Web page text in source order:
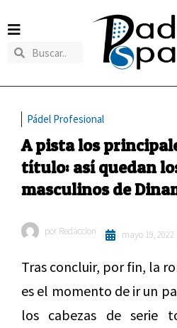
Pádel Profesional
A pista los
título: así quedan
masculinos de
por Redaccion mayo 19, 2022
Tras concluir, por fin, la
es el momento de ir un
los cabezas de serie